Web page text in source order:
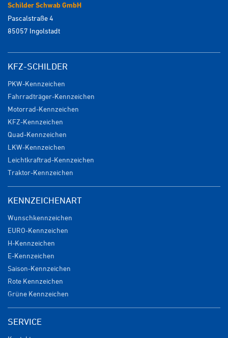
Schilder Schwab GmbH
Pascalstraße 4
85057 Ingolstadt
KFZ-SCHILDER
PKW-Kennzeichen
Fahrradträger-Kennzeichen
Motorrad-Kennzeichen
KFZ-Kennzeichen
Quad-Kennzeichen
LKW-Kennzeichen
Leichtkraftrad-Kennzeichen
Traktor-Kennzeichen
KENNZEICHENART
Wunschkennzeichen
EURO-Kennzeichen
H-Kennzeichen
E-Kennzeichen
Saison-Kennzeichen
Rote Kennzeichen
Grüne Kennzeichen
SERVICE